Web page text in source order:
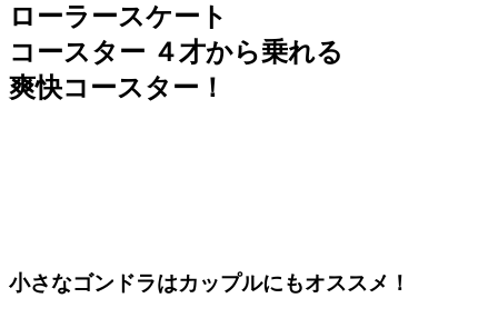
ローラースケート
コースター ４才から乗れる
爽快コースター！
小さなゴンドラはカップルにもオススメ！